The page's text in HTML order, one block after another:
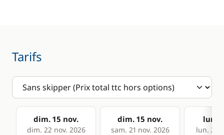
Pilote automatique
VHF
Tarifs
dim. 15 nov.
dim. 22 nov. 2026
dim. 15 nov.
sam. 21 nov. 2026
lun.
lun. 23